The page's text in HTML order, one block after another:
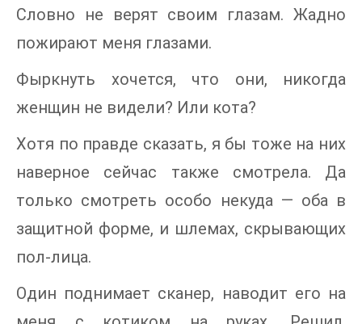
Словно не верят своим глазам. Жадно
пожирают меня глазами.
Фыркнуть хочется, что они, никогда
женщин не видели? Или кота?
Хотя по правде сказать, я бы тоже на них
наверное сейчас также смотрела. Да
только смотреть особо некуда — оба в
защитной форме, и шлемах, скрывающих
пол-лица.
Один поднимает сканер, наводит его на